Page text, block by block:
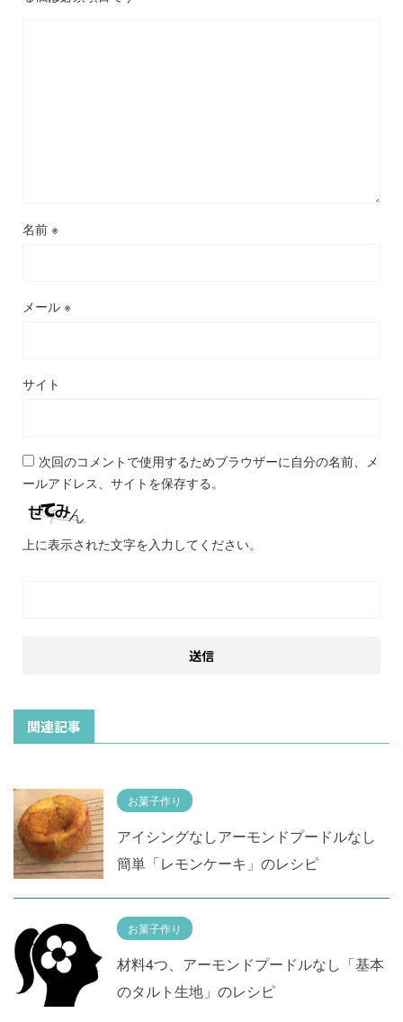
名前 ※
メール ※
サイト
次回のコメントで使用するためブラウザーに自分の名前、メ
ールアドレス、サイトを保存する。
上に表示された文字を入力してください。
関連記事
お菓子作り
アイシングなしアーモンドプードルなし
簡単「レモンケーキ」のレシピ
お菓子作り
材料4つ、アーモンドプードルなし「基本
のタルト生地」のレシピ